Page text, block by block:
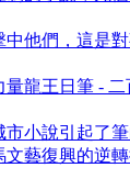
中他們，這是
量龍王日筆 -
市小說引起了
文藝復興的逆